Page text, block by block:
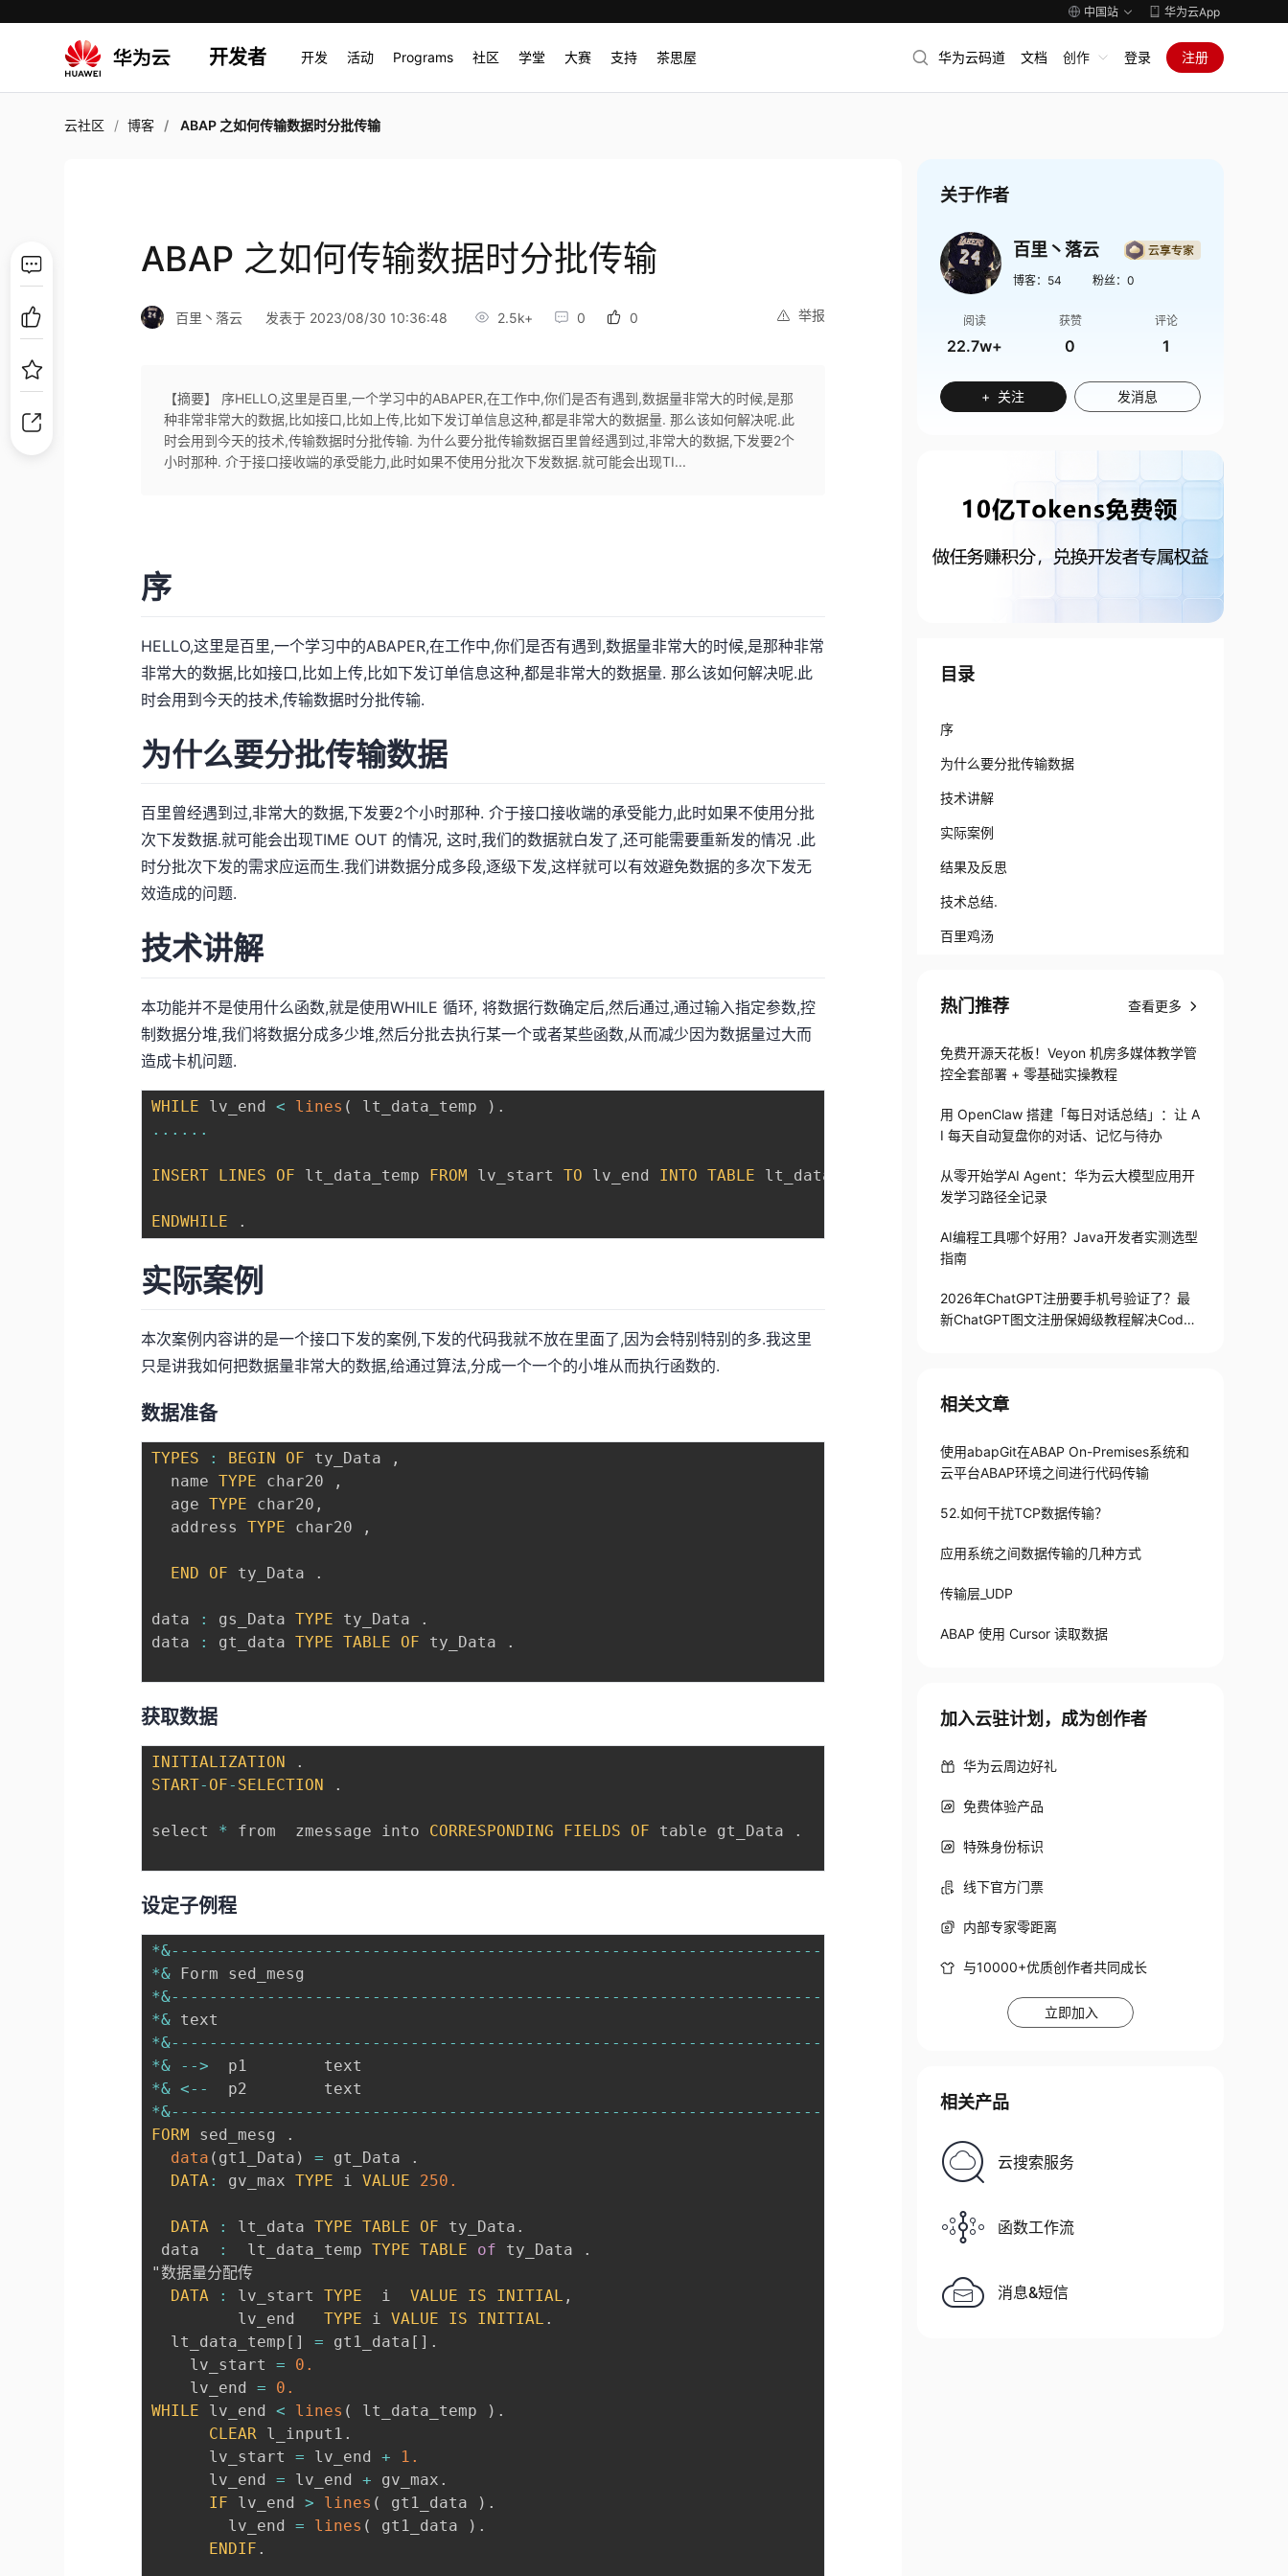
中国站 华为云App
开发者 开发 活动 Programs 社区 学堂 大赛 支持 茶思屋 华为云码道 文档 创作 登录 注册
云社区 博客 ABAP 之如何传输数据时分批传输
ABAP 之如何传输数据时分批传输
举报
百里丶落云 发表于 2023/08/30 10:36:48 2.5k+ 0 0
【摘要】 序HELLO,这里是百里,一个学习中的ABAPER,在工作中,你们是否有遇到,数据量非常大的时候,是那
种非常非常大的数据,比如接口,比如上传,比如下发订单信息这种,都是非常大的数据量. 那么该如何解决呢.此
时会用到今天的技术,传输数据时分批传输. 为什么要分批传输数据百里曾经遇到过,非常大的数据,下发要2个
小时那种. 介于接口接收端的承受能力,此时如果不使用分批次下发数据.就可能会出现TI...
序
HELLO,这里是百里,一个学习中的ABAPER,在工作中,你们是否有遇到,数据量非常大的时候,是那种非常
非常大的数据,比如接口,比如上传,比如下发订单信息这种,都是非常大的数据量. 那么该如何解决呢.此
时会用到今天的技术,传输数据时分批传输.
为什么要分批传输数据
百里曾经遇到过,非常大的数据,下发要2个小时那种. 介于接口接收端的承受能力,此时如果不使用分批
次下发数据.就可能会出现TIME OUT 的情况, 这时,我们的数据就白发了,还可能需要重新发的情况 .此
时分批次下发的需求应运而生.我们讲数据分成多段,逐级下发,这样就可以有效避免数据的多次下发无
效造成的问题.
技术讲解
本功能并不是使用什么函数,就是使用WHILE 循环, 将数据行数确定后,然后通过,通过输入指定参数,控
制数据分堆,我们将数据分成多少堆,然后分批去执行某一个或者某些函数,从而减少因为数据量过大而
造成卡机问题.
WHILE lv_end < lines ( lt_data_temp ) .
... ...
INSERT LINES OF lt_data_temp FROM lv_start TO lv_end INTO TABLE lt_data
ENDWHILE .
实际案例
本次案例内容讲的是一个接口下发的案例,下发的代码我就不放在里面了,因为会特别特别的多.我这里
只是讲我如何把数据量非常大的数据,给通过算法,分成一个一个的小堆从而执行函数的.
数据准备
TYPES : BEGIN OF ty_Data
,
  name
TYPE char20
,
  age
TYPE char20 ,
  address
TYPE char20 ,
END OF ty_Data .
data : gs_Data TYPE ty_Data
.
data
: gt_data TYPE TABLE OF ty_Data .
获取数据
INITIALIZATION
.
START- OF- SELECTION .
select * from  zmessage into CORRESPONDING FIELDS OF table gt_Data .
设定子例程
*&-- -- -- -- -- -- -- -- -- -- -- -- -- -- -- -- -- -- -- -- -- -- -- -- -- -- -- -- -- -- -- -- -- --
*&
*&-- -- -- -- -- -- -- -- -- -- -- -- -- -- -- -- -- -- -- -- -- -- -- -- -- -- -- -- -- -- -- -- -- --
*&
*&-- -- -- -- -- -- -- -- -- -- -- -- -- -- -- -- -- -- -- -- -- -- -- -- -- -- -- -- -- -- -- -- -- --
*& -->
*& <--
*&-- -- -- -- -- -- -- -- -- -- -- -- -- -- -- -- -- -- -- -- -- -- -- -- -- -- -- -- -- -- -- -- -- --
FORM
sed_mesg
.
data ( gt1_Data ) = gt_Data
.
DATA: gv_max TYPE i VALUE 250.
DATA : lt_data TYPE TABLE OF ty_Data .
data
:
  lt_data_temp
TYPE TABLE of ty_Data
.
"数据量分配传
DATA
: lv_start TYPE
  i
VALUE IS INITIAL ,
         lv_end
TYPE i VALUE IS INITIAL .
  lt_data_temp
[ ] = gt1_data [ ] .
    lv_start
=
0.
    lv_end
=
0.
WHILE lv_end < lines ( lt_data_temp ) .
CLEAR l_input1 .
      lv_start
= lv_end +
1.
      lv_end
= lv_end + gv_max .
IF lv_end > lines ( gt1_data ) .
        lv_end
= lines ( gt1_data ) .
ENDIF .
关于作者
百里丶落云
博客： 54 粉丝： 0
阅读
22.7w+
获赞
0
评论
1
+ 关注 发消息
目录
序
为什么要分批传输数据
技术讲解
实际案例
结果及反思
技术总结.
百里鸡汤
热门推荐 查看更多
免费开源天花板！Veyon 机房多媒体教学管
控全套部署 + 零基础实操教程
用 OpenClaw 搭建「每日对话总结」：让 A
I 每天自动复盘你的对话、记忆与待办
从零开始学AI Agent：华为云大模型应用开
发学习路径全记录
AI编程工具哪个好用？Java开发者实测选型
指南
2026年ChatGPT注册要手机号验证了？最
新ChatGPT图文注册保姆级教程解决Codex
相关文章
使用abapGit在ABAP On-Premises系统和
云平台ABAP环境之间进行代码传输
52.如何干扰TCP数据传输？
应用系统之间数据传输的几种方式
传输层_UDP
ABAP 使用 Cursor 读取数据
加入云驻计划，成为创作者
华为云周边好礼
免费体验产品
特殊身份标识
线下官方门票
内部专家零距离
与10000+优质创作者共同成长
立即加入
相关产品
云搜索服务
函数工作流
消息&短信